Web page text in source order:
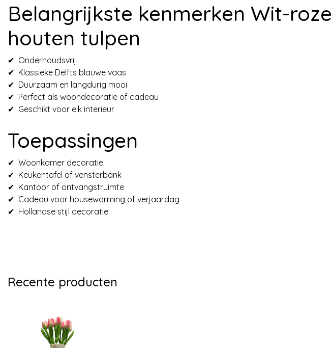
Belangrijkste kenmerken Wit-roze
houten tulpen
✔ Onderhoudsvrij
✔ Klassieke Delfts blauwe vaas
✔ Duurzaam en langdurig mooi
✔ Perfect als woondecoratie of cadeau
✔ Geschikt voor elk interieur
Toepassingen
✔ Woonkamer decoratie
✔ Keukentafel of vensterbank
✔ Kantoor of ontvangstruimte
✔ Cadeau voor housewarming of verjaardag
✔ Hollandse stijl decoratie
Recente producten